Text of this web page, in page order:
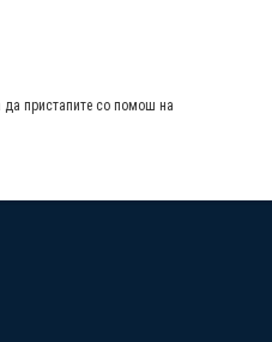
да пристапите со помош на